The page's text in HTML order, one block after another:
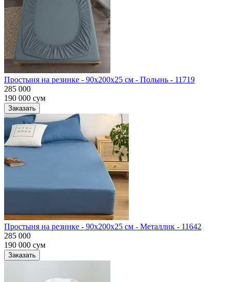
Простыня на резинке - 90x200x25 cм - Полынь - 11719
285 000
190 000 сум
Заказать
Простыня на резинке - 90x200x25 cм - Металлик - 11642
285 000
190 000 сум
Заказать